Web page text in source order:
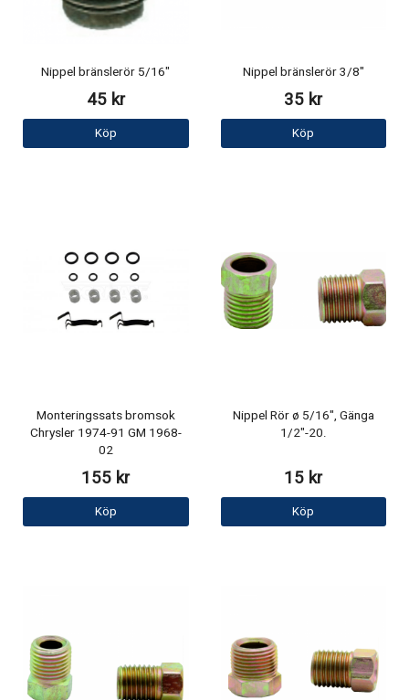
Nippel bränslerör 5/16"
45 kr
Köp
Nippel bränslerör 3/8"
35 kr
Köp
Monteringssats bromsok
Chrysler 1974-91 GM 1968-
02
155 kr
Köp
Nippel Rör ø 5/16", Gänga
1/2"-20.
15 kr
Köp